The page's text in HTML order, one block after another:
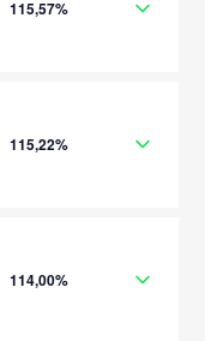
115,57%
115,22%
114,00%